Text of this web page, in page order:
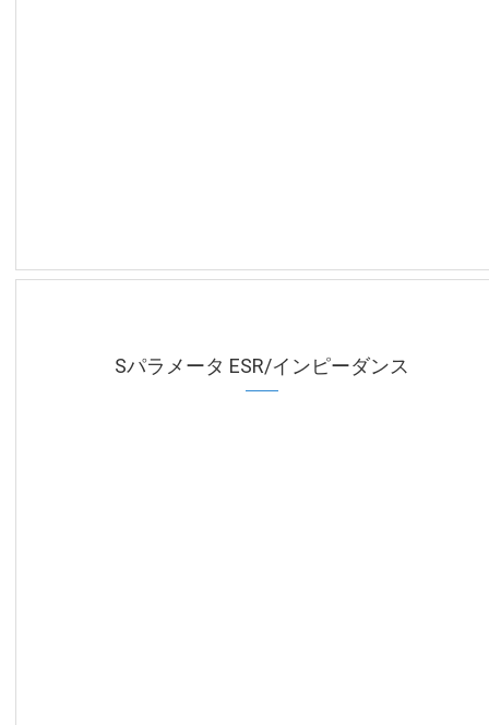
Sパラメータ ESR/インピーダンス